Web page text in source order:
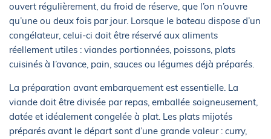
ouvert régulièrement, du froid de réserve, que l’on n’ouvre
qu’une ou deux fois par jour. Lorsque le bateau dispose d’un
congélateur, celui-ci doit être réservé aux aliments
réellement utiles : viandes portionnées, poissons, plats
cuisinés à l’avance, pain, sauces ou légumes déjà préparés.
La préparation avant embarquement est essentielle. La
viande doit être divisée par repas, emballée soigneusement,
datée et idéalement congelée à plat. Les plats mijotés
préparés avant le départ sont d’une grande valeur : curry,